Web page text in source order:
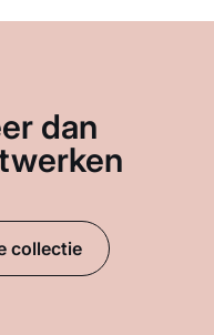
dan
collectie